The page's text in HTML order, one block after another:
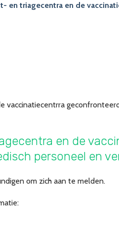
en triagecentra en de
vaccinatiecentrra
en de
personeel en
om zich aan te melden.